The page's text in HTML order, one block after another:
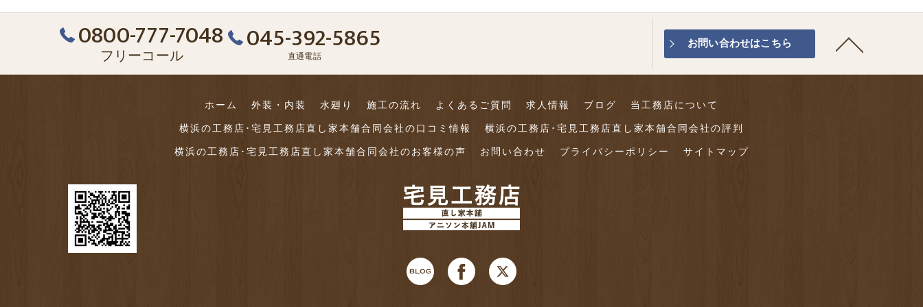
0800-777-7048
フリーコール 045-392-5865
直通電話
お問い合わせはこちら
ホーム 外装・内装 水廻り 施工の流れ よくあるご質問 求人情報 ブログ
当工務店について
横浜の工務店･宅見工務店直し家本舗合同会社の口コミ情報
横浜の工務店･宅見工務店直し家本舗合同会社の評判
横浜の工務店･宅見工務店直し家本舗合同会社のお客様の声
お問い合わせ プライバシーポリシー サイトマップ